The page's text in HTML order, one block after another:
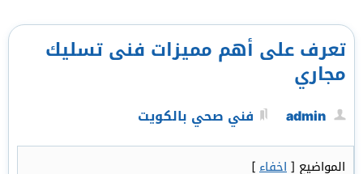
تعرف على أهم مميزات فنى تسليك
مجاري
admin فني صحي بالكويت
المواضيع [اخفاء]